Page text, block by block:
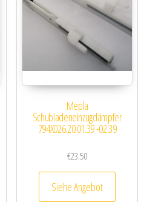
Mepla
Schubladeneinzugdämpfer
794X026.20.01.39 -02.39
€23.50
Siehe Angebot